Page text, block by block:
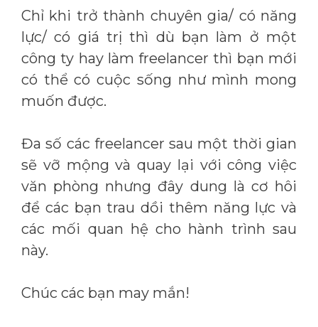
Chỉ khi trở thành chuyên gia/ có năng
lực/ có giá trị thì dù bạn làm ở một
công ty hay làm freelancer thì bạn mới
có thể có cuộc sống như mình mong
muốn được.
Đa số các freelancer sau một thời gian
sẽ vỡ mộng và quay lại với công việc
văn phòng nhưng đây dung là cơ hôi
để các bạn trau dồi thêm năng lực và
các mối quan hệ cho hành trình sau
này.
Chúc các bạn may mắn!